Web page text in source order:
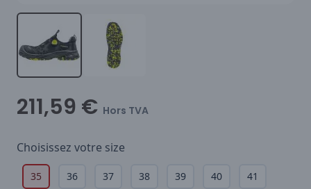
211,59 € Hors TVA
Choisissez votre size
35 36 37 38 39 40 41